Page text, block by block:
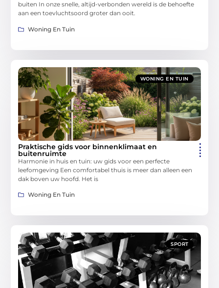
buiten In onze snelle, altijd-verbonden wereld is de behoefte
aan een toevluchtsoord groter dan ooit.
Woning En Tuin
WONING EN TUIN
Praktische gids voor binnenklimaat en
buitenruimte
Harmonie in huis en tuin: uw gids voor een perfecte
leefomgeving Een comfortabel thuis is meer dan alleen een
dak boven uw hoofd. Het is
Woning En Tuin
SPORT